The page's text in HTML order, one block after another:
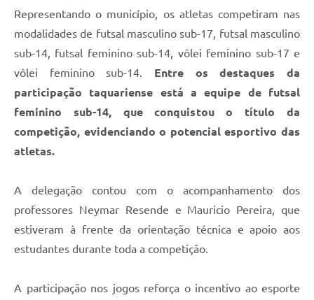
Representando o município, os atletas competiram nas
modalidades de futsal masculino sub-17, futsal masculino
sub-14, futsal feminino sub-14, vôlei feminino sub-17 e
vôlei feminino sub-14. Entre os destaques da
participação taquariense está a equipe de futsal
feminino sub-14, que conquistou o título da
competição, evidenciando o potencial esportivo das
atletas.
A delegação contou com o acompanhamento dos
professores Neymar Resende e Mauricio Pereira, que
estiveram à frente da orientação técnica e apoio aos
estudantes durante toda a competição.
A participação nos jogos reforça o incentivo ao esporte